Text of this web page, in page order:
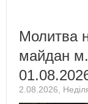
Молитва
майдан
2.08.2026,